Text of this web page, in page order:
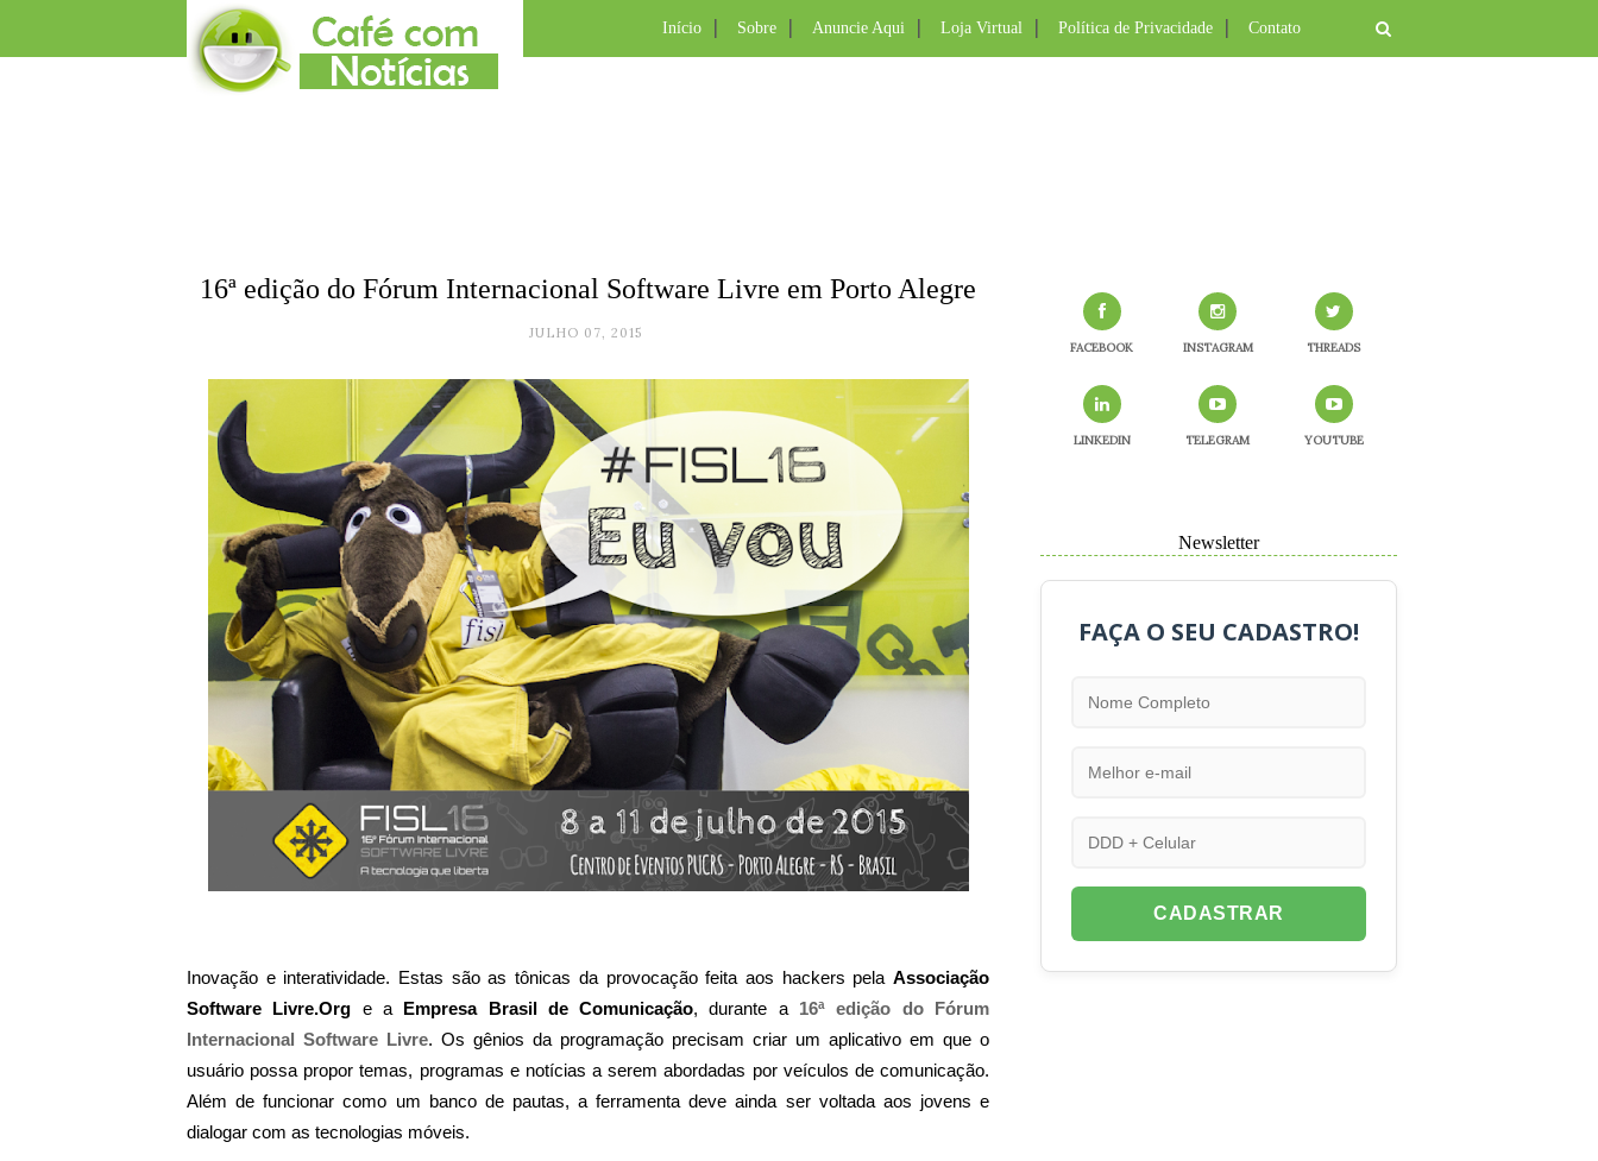
Início Sobre Anuncie Aqui Loja Virtual Política de Privacidade Contato
16ª edição do Fórum Internacional Software Livre em Porto Alegre
JULHO 07, 2015
Inovação e interatividade. Estas são as tônicas da provocação feita aos hackers pela Associação
Software Livre.Org e a Empresa Brasil de Comunicação, durante a 16ª edição do Fórum
Internacional Software Livre. Os gênios da programação precisam criar um aplicativo em que o
usuário possa propor temas, programas e notícias a serem abordadas por veículos de comunicação.
Além de funcionar como um banco de pautas, a ferramenta deve ainda ser voltada aos jovens e
dialogar com as tecnologias móveis.
FACEBOOK INSTAGRAM THREADS
LINKEDIN TELEGRAM YOUTUBE
Newsletter
FAÇA O SEU CADASTRO!
CADASTRAR